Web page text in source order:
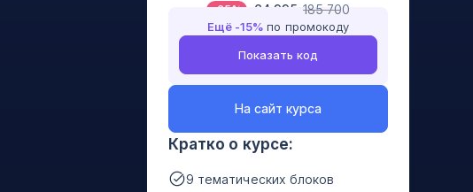
-65% 64 995 185 700
Ещё -15% по промокоду
Показать код
На сайт курса
Кратко о курсе:
9 тематических блоков